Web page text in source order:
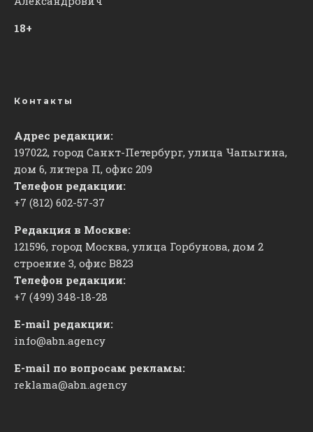
18+
Контакты
Адрес редакции:
197022, город Санкт-Петербург, улица Чапыгина,
дом 6, литера П, офис 209
Телефон редакции:
+7 (812) 602-57-37
Редакция в Москве:
121596, город Москва, улица Горбунова, дом 2
строение 3, офис ​В823
Телефон редакции:
+7 (499) 348-18-28
E-mail редакции:
info@abn.agency
E-mail по вопросам рекламы:
reklama@abn.agency